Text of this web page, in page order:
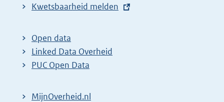
E
t
e
r
Kwetsbaarheid melden
Open data
Linked Data Overheid
PUC Open Data
MijnOverheid.nl